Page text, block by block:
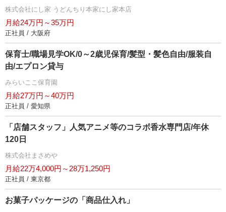
株式会社にし家 うどんちり本家にし家本店
月給24万円～35万円
正社員 / 大阪府
保育士/職場見学OK/0～2歳児保育/髪型・髪色自由/服装自
由/エプロン貸与
みらいここ保育園
月給27万円～40万円
正社員 / 愛知県
「店舗スタッフ」人気アニメ等のコラボ香水専門店/年休
120日
株式会社まさめ
月給22万4,000円～28万1,250円
正社員 / 東京都
お菓子パッケージの「商品仕入れ」